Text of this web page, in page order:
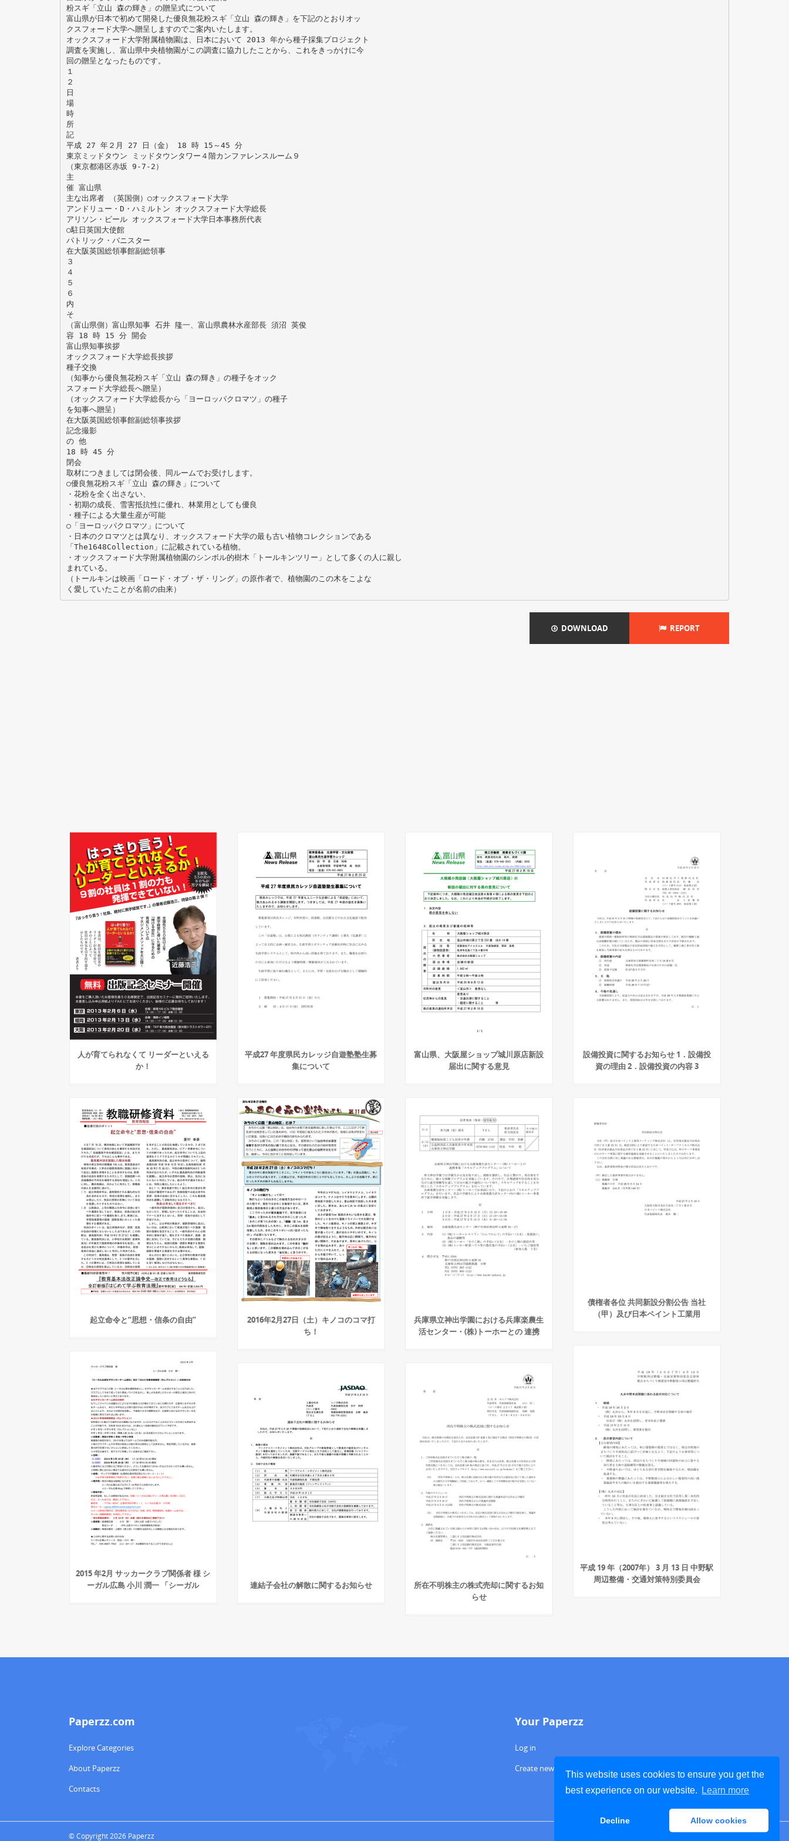
This website uses cookies to ensure you get the
best experience on our website.
Learn more
Decline Allow cookies
粉スギ「立山 森の輝き」の贈呈式について
富山県が日本で初めて開発した優良無花粉スギ「立山 森の輝き」を下記のとおりオッ
クスフォード大学へ贈呈しますのでご案内いたします。
オックスフォード大学附属植物園は、日本において 2013 年から種子採集プロジェクト
調査を実施し、富山県中央植物園がこの調査に協力したことから、これをきっかけに今
回の贈呈となったものです。
１
２
日
場
時
所
記
平成 27 年２月 27 日（金） 18 時 15～45 分
東京ミッドタウン ミッドタウンタワー４階カンファレンスルーム９
（東京都港区赤坂 9-7-2）
主
催 富山県
主な出席者 （英国側）○オックスフォード大学
アンドリュー・D・ハミルトン オックスフォード大学総長
アリソン・ビール オックスフォード大学日本事務所代表
○駐日英国大使館
パトリック・バニスター
在大阪英国総領事館副総領事
３
４
５
６
内
そ
（富山県側）富山県知事 石井 隆一、富山県農林水産部長 須沼 英俊
容 18 時 15 分 開会
富山県知事挨拶
オックスフォード大学総長挨拶
種子交換
（知事から優良無花粉スギ「立山 森の輝き」の種子をオック
スフォード大学総長へ贈呈）
（オックスフォード大学総長から「ヨーロッパクロマツ」の種子
を知事へ贈呈）
在大阪英国総領事館副総領事挨拶
記念撮影
の 他
18 時 45 分
閉会
取材につきましては閉会後、同ルームでお受けします。
○優良無花粉スギ「立山 森の輝き」について
・花粉を全く出さない、
・初期の成長、雪害抵抗性に優れ、林業用としても優良
・種子による大量生産が可能
○「ヨーロッパクロマツ」について
・日本のクロマツとは異なり、オックスフォード大学の最も古い植物コレクションである
「The1648Collection」に記載されている植物。
・オックスフォード大学附属植物園のシンボル的樹木「トールキンツリー」として多くの人に親し
まれている。
（トールキンは映画「ロード・オブ・ザ・リング」の原作者で、植物園のこの木をこよな
DOWNLOAD REPORT
人が育てられなくて リーダーといえる
か！
平成27 年度県民カレッジ自遊塾塾生募
集について
富山県、大阪屋ショップ城川原店新設
届出に関する意見
設備投資に関するお知らせ 1．設備投
資の理由 2．設備投資の内容 3
起立命令と“思想・信条の自由”
2016年2月27日（土）キノコのコマ打
ち！
兵庫県立神出学園における兵庫楽農生
活センター・(株)トーホーとの 連携
債権者各位 共同新設分割公告 当社
（甲）及び日本ペイント工業用
平成 19 年（2007年） 3 月 13 日 中野駅
周辺整備・交通対策特別委員会
2015 年2月 サッカークラブ関係者 様 シ
ーガル広島 小川 潤一 「シーガル
連結子会社の解散に関するお知らせ
所在不明株主の株式売却に関するお知
らせ
Paperzz.com
Explore Categories
About Paperzz
Contacts
Your Paperzz
Log in
Create new account
© Copyright 2026 Paperzz